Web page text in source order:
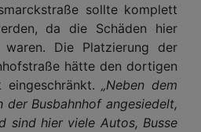
sollte komplett
da die Schäden hier
Die Platzierung der
hätte den dortigen
„Neben dem
Busbahnhof angesiedelt,
sind hier viele Autos, Busse